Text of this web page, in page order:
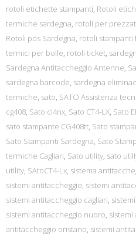
rotoli etichette stampanti, Rotoli
termiche sardegna, rotoli per
Rotoli pos Sardegna, rotoli stampanti
termici per bolle, rotoli ticket,
Sardegna Antitaccheggio Antenne,
sardegna barcode, sardegna
termiche, sato, SATO Assistenza
cg408, Sato cl4nx, Sato CT4-LX, Sato
sato stampante CG408tt, Sato
Sato Stampanti Sardegna, Sato
termiche Cagliari, Sato utility, sato
utility, SAtoCT4-Lx, sistema
sistemi antitaccheggio, sistemi
sistemi antitaccheggio cagliari,
sistemi antitaccheggio nuoro, sistemi
antitaccheggio oristano, sistemi